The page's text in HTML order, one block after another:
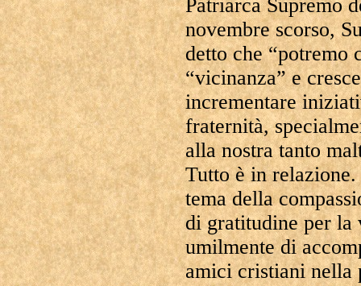
Patriarca Supremo
novembre scorso,
detto che “potremo
“vicinanza” e
incrementare
fraternità,
alla nostra tanto
Tutto è in
tema della
di gratitudine per la
umilmente di
amici cristiani nella